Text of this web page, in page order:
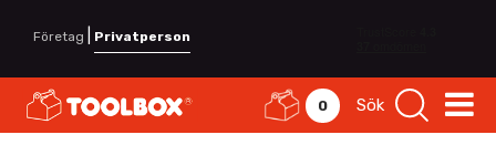
Företag Privatperson
0 Sök